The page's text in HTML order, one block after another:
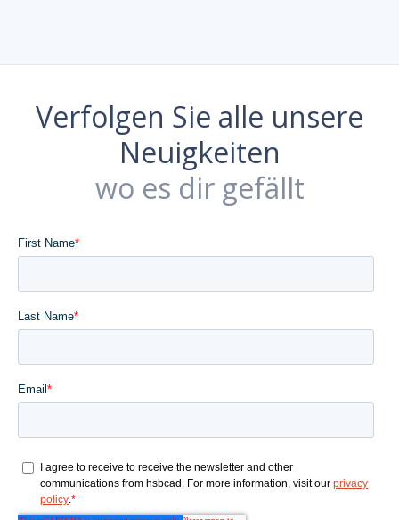
Verfolgen Sie alle unsere
Neuigkeiten
wo es dir gefällt